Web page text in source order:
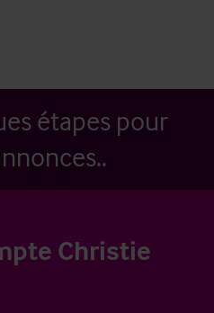
étapes pour
Christie